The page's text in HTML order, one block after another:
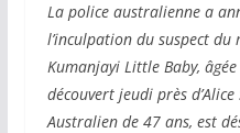
La police australienne a
l’inculpation du suspect du
Kumanjayi Little Baby,
découvert jeudi près
Australien de 47 ans, est